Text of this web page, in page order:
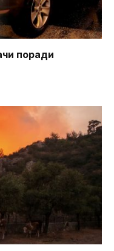
поради